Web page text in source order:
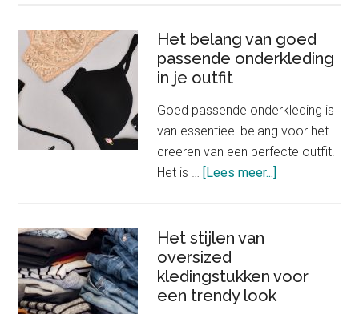
kinderhoedjes
tot
Het belang van goed
passende onderkleding
in je outfit
Goed passende onderkleding is
van essentieel belang voor het
creëren van een perfecte outfit.
Het is … [Lees meer...]
passende
onderkleding
Het stijlen van
oversized
kledingstukken voor
een trendy look